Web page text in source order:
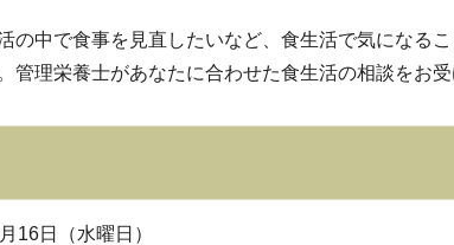
の中で食事を見直したいなど、食生活で気になる
管理栄養士があなたに合わせた食生活の相談をお受
16日（水曜日）